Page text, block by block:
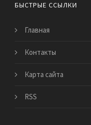
БЫСТРЫЕ ССЫЛКИ
Главная
Контакты
Карта сайта
RSS